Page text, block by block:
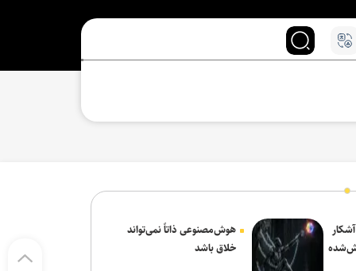
هوش‌مصنوعی ذاتاً نمی‌تواند
خلاق باشد